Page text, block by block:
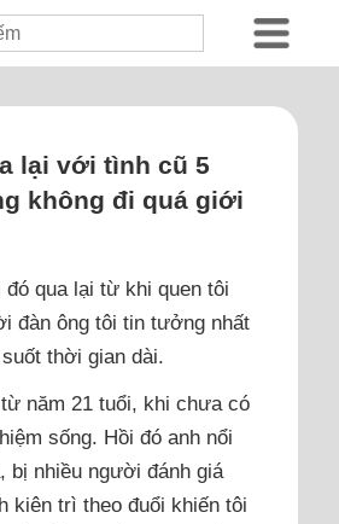
lại với tình cũ 5
không đi quá giới
qua lại từ khi quen tôi
đàn ông tôi tin tưởng nhất
thời gian dài.
năm 21 tuổi, khi chưa có
sống. Hồi đó anh nổi
bị nhiều người đánh giá
kiên trì theo đuổi khiến tôi